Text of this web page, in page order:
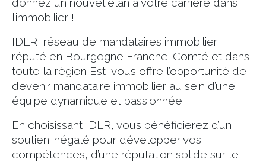
l’immobilier !
IDLR, réseau de mandataires immobilier
réputé en Bourgogne Franche-Comté et dans
toute la région Est, vous offre l’opportunité de
devenir mandataire immobilier au sein d’une
équipe dynamique et passionnée.
En choisissant IDLR, vous bénéficierez d’un
soutien inégalé pour développer vos
compétences, d’une réputation solide sur le